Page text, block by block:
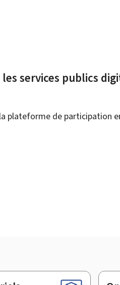
services publics
plateforme de participation